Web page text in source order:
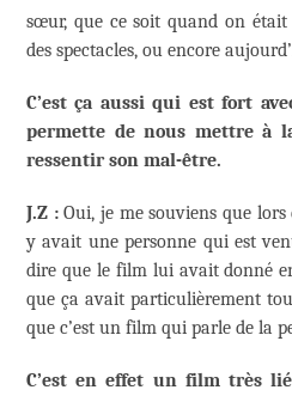
sœur, que ce soit quand on
des spectacles, ou encore
C’est ça aussi qui est fort
permette de nous mettre à
ressentir son mal-être.
J.Z :Oui, je me souviens que lors
y avait une personne qui est
dire que le film lui avait donné
que ça avait particulièrement
que c’est un film qui parle de la
C’est en effet un film très